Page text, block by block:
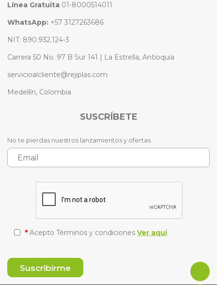
Línea Gratuita 01-8000514011
WhatsApp: +57 3127263686
NIT: 890.932.124-3
Carrera 50 No. 97 B Sur 141 | La Estrella, Antioquia
servicioalcliente@rejiplas.com
Medellín, Colombia
SUSCRÍBETE
No te pierdas nuestros lanzamientos y ofertas.
* Acepto Términos y condiciones Ver aquí